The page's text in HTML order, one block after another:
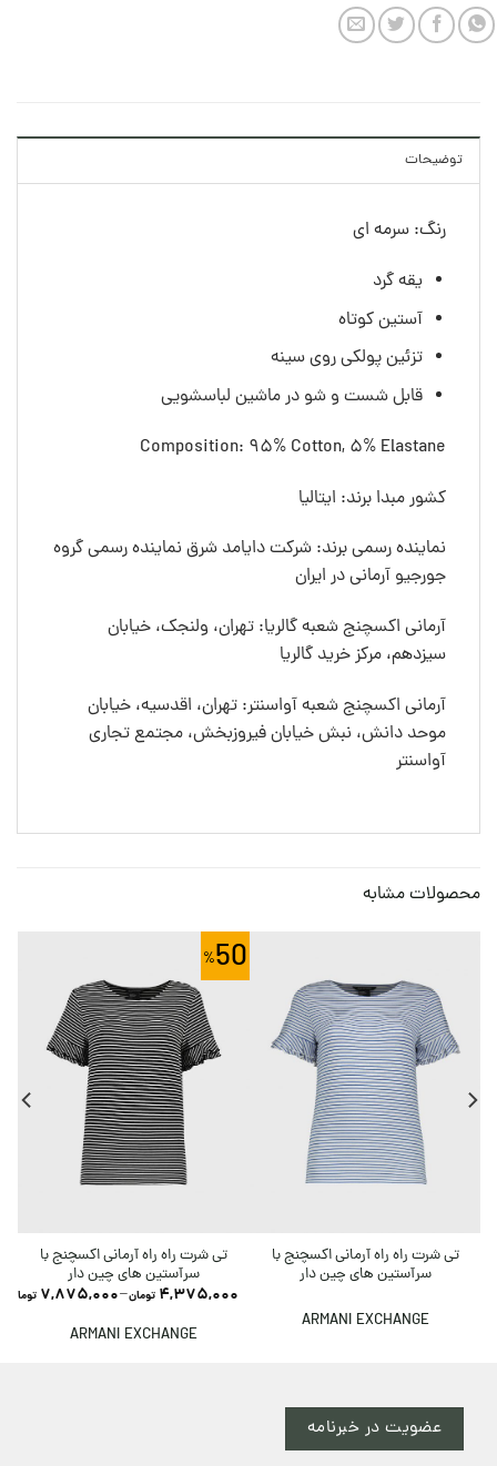
توضیحات
رنگ: سرمه ای
یقه گرد
آستین کوتاه
تزئین پولکی روی سینه
قابل شست و شو در ماشین لباسشویی
Composition: 95% Cotton, 5% Elastane
کشور مبدا برند: ایتالیا
نماینده رسمی برند: شرکت دایامد شرق نماینده رسمی گروه
جورجیو آرمانی در ایران
آرمانی اکسچنج شعبه گالریا: تهران، ولنجک، خیابان
سیزدهم، مرکز خرید گالریا
آرمانی اکسچنج شعبه آواسنتر: تهران، اقدسیه، خیابان
موحد دانش، نبش خیابان فیروزبخش، مجتمع تجاری
آواسنتر
محصولات مشابه
تی شرت راه راه آرمانی اکسچنج با
سرآستین های چین دار
ARMANI EXCHANGE
50
تی شرت راه راه آرمانی اکسچنج با
سرآستین های چین دار
4,375,000 تومان–
7,875,000 تومان
ARMANI EXCHANGE
عضویت در خبرنامه